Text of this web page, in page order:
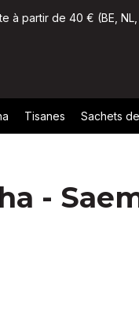
€ (FR - MONDIAL
Tisanes Sachets
-